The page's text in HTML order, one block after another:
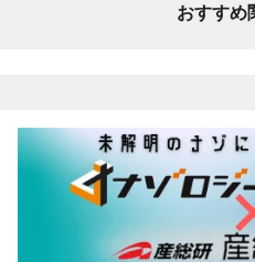
おすすめ